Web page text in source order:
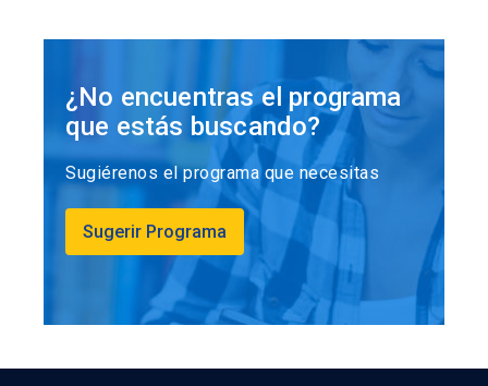
¿No encuentras el programa
que estás buscando?
Sugiérenos el programa que necesitas
Sugerir Programa